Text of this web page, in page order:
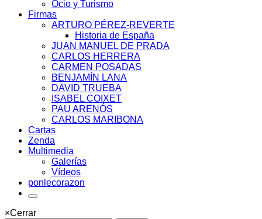
Ocio y Turismo
Firmas
ARTURO PÉREZ-REVERTE
Historia de España
JUAN MANUEL DE PRADA
CARLOS HERRERA
CARMEN POSADAS
BENJAMÍN LANA
DAVID TRUEBA
ISABEL COIXET
PAU ARENÓS
CARLOS MARIBONA
Cartas
Zenda
Multimedia
Galerías
Vídeos
ponlecorazon
×Cerrar